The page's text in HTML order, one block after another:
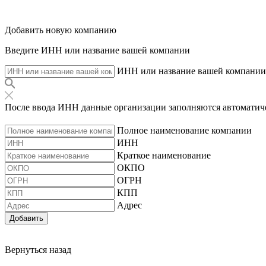
Добавить новую компанию
Введите ИНН или название вашей компании
ИНН или название вашей компании
После ввода ИНН данные организации заполняются
Полное наименование компании
ИНН
Краткое наименование
ОКПО
ОГРН
КПП
Адрес
Добавить
Вернуться назад